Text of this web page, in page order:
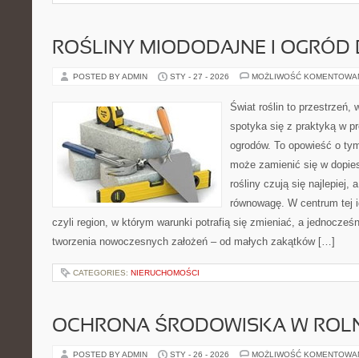
ROŚLINY MIODODAJNE I
POSTED BY ADMIN STY - 27 - 2026 MOŻLIWOŚĆ
Świat roślin to przestrzeń,
spotyka się z praktyką w
ogrodów. To opowieść o
może zamienić się w
rośliny czują się najlepiej,
równowagę. W centrum
czyli region, w którym warunki potrafią się zmieniać, a
tworzenia nowoczesnych założeń – od małych zakątków […]
CATEGORIES: NIERUCHOMOŚCI
OCHRONA ŚRODOWISKA W
POSTED BY ADMIN STY - 26 - 2026 MOŻLIWOŚĆ